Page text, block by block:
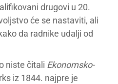
drugovi u 20.
će se nastaviti, ali
da radnike udalji od
niste čitali Ekonomsko-
iz 1844. najpre je